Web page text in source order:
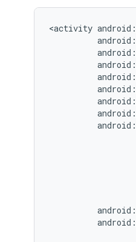
<activity android:
android:
android:
android:
android:
android:
android:
android:
android:
android:
android: